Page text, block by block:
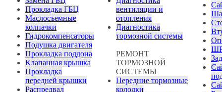
Прокладка ГБЦ
Маслосъемные
колпачки
Гидрокомпенсаторы
Подушка двигателя
Прокладка поддона
Клапанная крышка
Прокладка
передней крышки
Распредвал
вентиляции и
отопления
Диагностика
тормозной системы
РЕМОНТ
ТОРМОЗНОЙ
СИСТЕМЫ
Передние тормозные
колодки